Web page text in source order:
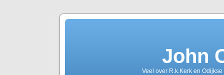
John
Veel over R.k.Kerk en